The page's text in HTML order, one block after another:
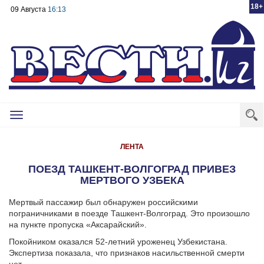
18+
09 Августа 16:13
Toggle
ЛЕНТА
ПОЕЗД ТАШКЕНТ-ВОЛГОГРАД ПРИВЕЗ
МЕРТВОГО УЗБЕКА
Мертвый пассажир был обнаружен российскими
пограничниками в поезде Ташкент-Волгоград. Это произошло
на пункте пропуска «Аксарайский».
Покойником оказался 52-летний уроженец Узбекистана.
Экспертиза показала, что признаков насильственной смерти